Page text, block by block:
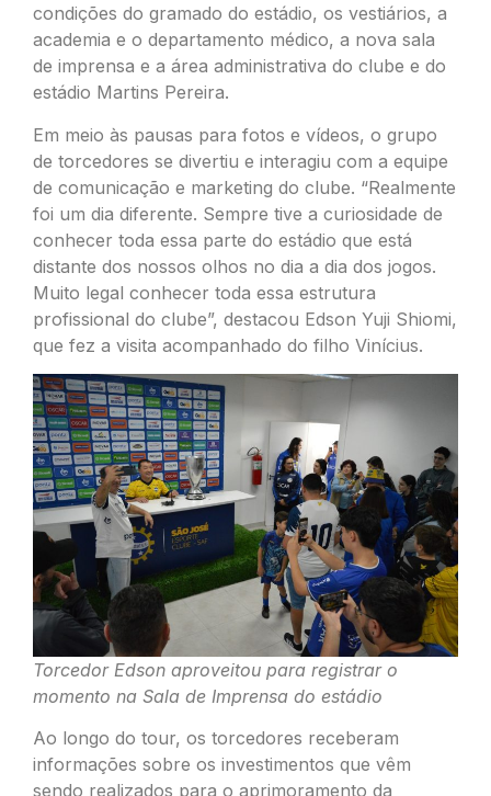
condições do gramado do estádio, os vestiários, a
academia e o departamento médico, a nova sala
de imprensa e a área administrativa do clube e do
estádio Martins Pereira.
Em meio às pausas para fotos e vídeos, o grupo
de torcedores se divertiu e interagiu com a equipe
de comunicação e marketing do clube. “Realmente
foi um dia diferente. Sempre tive a curiosidade de
conhecer toda essa parte do estádio que está
distante dos nossos olhos no dia a dia dos jogos.
Muito legal conhecer toda essa estrutura
profissional do clube”, destacou Edson Yuji Shiomi,
que fez a visita acompanhado do filho Vinícius.
Torcedor Edson aproveitou para registrar o
momento na Sala de Imprensa do estádio
Ao longo do tour, os torcedores receberam
informações sobre os investimentos que vêm
sendo realizados para o aprimoramento da